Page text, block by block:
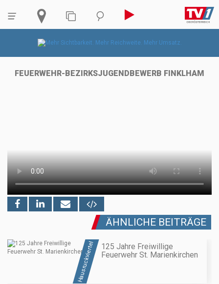
FEUERWEHR-BEZIRKSJUGENDBEWERB FINKLHAM
ÄHNLICHE BEITRÄGE
Hausruckviertel
125 Jahre Freiwillige
Feuerwehr St. Marienkirchen